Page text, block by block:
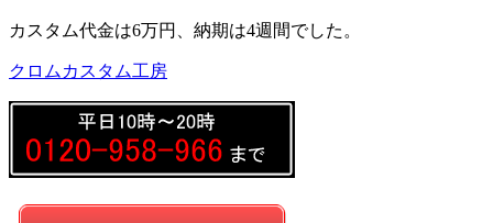
カスタム代金は6万円、納期は4週間でした。
クロムカスタム工房